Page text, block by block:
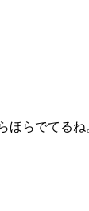
ほらでてるね